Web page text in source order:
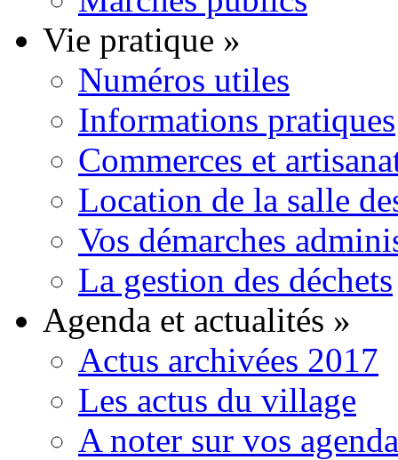
Vie pratique »
Numéros utiles
Informations pratiques
Commerces et
Location de la salle
Vos démarches
La gestion des déchets
Agenda et actualités »
Actus archivées 2017
Les actus du village
A noter sur vos